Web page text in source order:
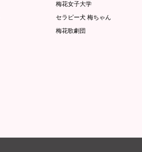
梅花女子大学
セラピー犬 梅ちゃん
梅花歌劇団